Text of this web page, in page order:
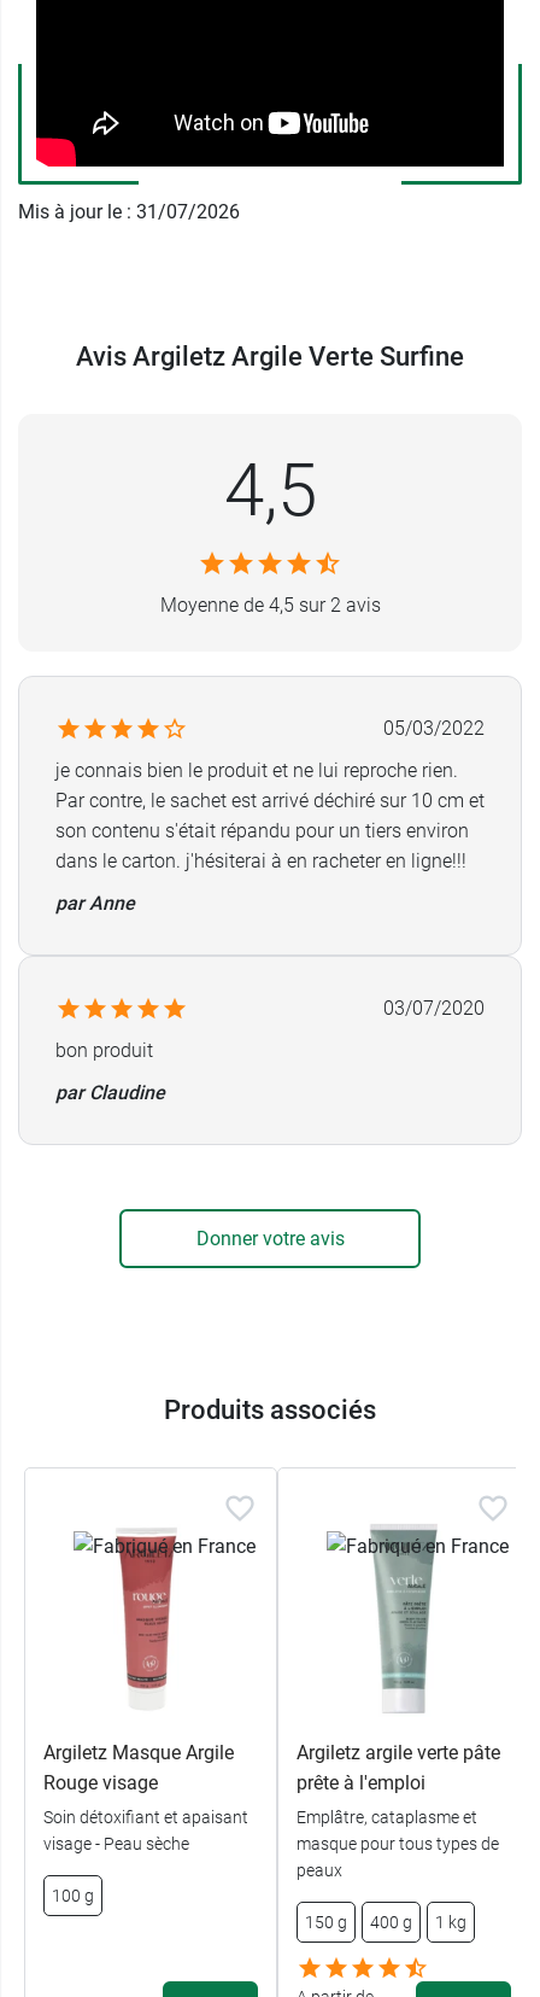
Caractéristiques: 100% naturelle, séchée et
optimisée au soleil, fabriqué en France.
Retrouvez également l'
Mis à jour le : 31/07/2026
Avis Argiletz Argile Verte Surfine
4,5
Moyenne de 4,5 sur 2 avis
05/03/2022
je connais bien le produit et ne lui reproche rien.
Par contre, le sachet est arrivé déchiré sur 10 cm et
son contenu s'était répandu pour un tiers environ
dans le carton. j'hésiterai à en racheter en ligne!!!
par Anne
03/07/2020
bon produit
par Claudine
Donner votre avis
Produits associés
Argiletz Masque Argile
Rouge visage
Soin détoxifiant et apaisant
visage - Peau sèche
100 g
Argiletz argile verte pâte
prête à l'emploi
Emplâtre, cataplasme et
masque pour tous types de
peaux
150 g 400 g 1 kg